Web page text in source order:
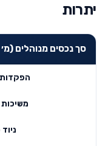
יתרות
סך נכסים מנוהלים